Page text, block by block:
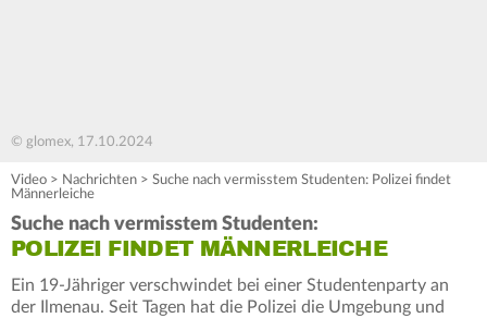
© glomex, 17.10.2024
Video > Nachrichten > Suche nach vermisstem Studenten: Polizei findet
Männerleiche
Suche nach vermisstem Studenten:
POLIZEI FINDET MÄNNERLEICHE
Ein 19-Jähriger verschwindet bei einer Studentenparty an
der Ilmenau. Seit Tagen hat die Polizei die Umgebung und